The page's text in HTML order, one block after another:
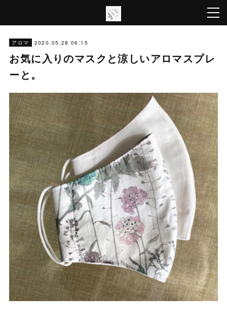
アロマ 2020.05.28 06:15
お気に入りのマスクと涼しいアロマスプレ
ーと。